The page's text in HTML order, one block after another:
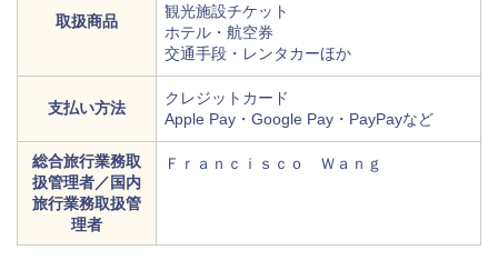
取扱商品
観光施設チケット
ホテル・航空券
交通手段・レンタカーほか
支払い方法
クレジットカード
Apple Pay・Google Pay・PayPayなど
総合旅行業務取
扱管理者／国内
旅行業務取扱管
理者
Ｆｒａｎｃｉｓｃｏ Ｗａｎｇ